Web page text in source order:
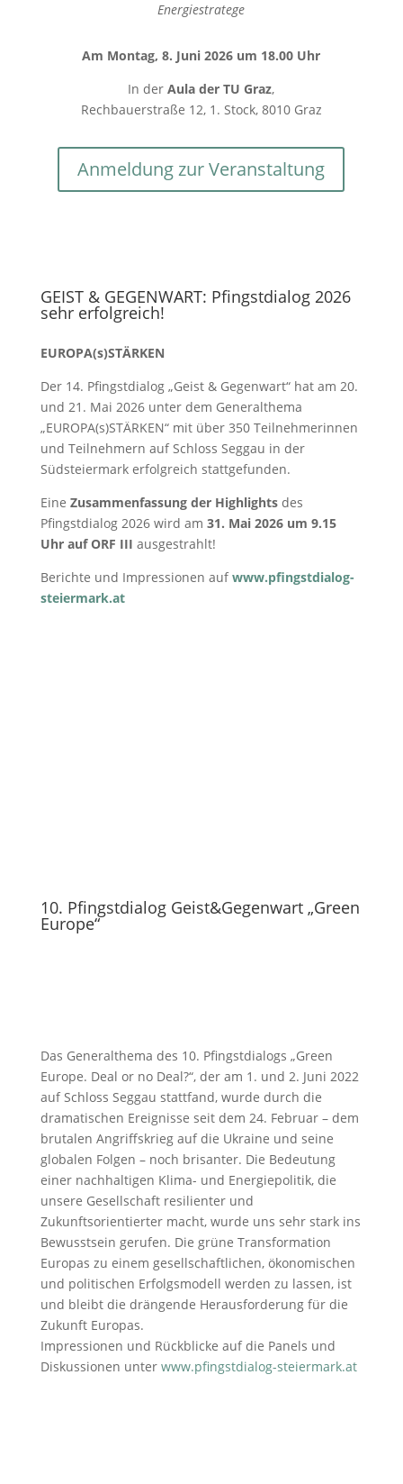
Energiestratege
Am Montag, 8. Juni 2026 um 18.00 Uhr
In derAula der TU Graz,
Rechbauerstraße 12, 1. Stock, 8010 Graz
Anmeldung zur Veranstaltung
GEIST & GE­GEN­WART: Pfingstdialog 2026
sehr erfolgreich!
EUROPA(s)STÄRKEN
Der 14. Pfingstdialog „Geist & Gegenwart“ hat am 20.
und 21. Mai 2026 unter dem Generalthema
„EUROPA(s)STÄRKEN“ mit über 350 Teilnehmerinnen
und Teilnehmern auf Schloss Seggau in der
Südsteiermark erfolgreich stattgefunden.
Eine Zusammenfassung der Highlightsdes
Pfingstdialog 2026 wird am 31. Mai 2026 um 9.15
Uhr auf ORF III ausgestrahlt!
Berichte und Impressionen auf www.pfingstdialog-
steiermark.at
10. Pfingstdialog Geist&Gegenwart „Green
Europe“
Das Generalthema des 10. Pfingstdialogs „Green
Europe. Deal or no Deal?“, der am 1. und 2. Juni 2022
auf Schloss Seggau stattfand, wurde durch die
dramatischen Ereignisse seit dem 24. Februar – dem
brutalen Angriffskrieg auf die Ukraine und seine
globalen Folgen – noch brisanter. Die Bedeutung
einer nachhaltigen Klima- und Energiepolitik, die
unsere Gesellschaft resilienter und
Zukunftsorientierter macht, wurde uns sehr stark ins
Bewusstsein gerufen. Die grüne Transformation
Europas zu einem gesellschaftlichen, ökonomischen
und politischen Erfolgsmodell werden zu lassen, ist
und bleibt die drängende Herausforderung für die
Zukunft Europas.
Impressionen und Rückblicke auf die Panels und
Diskussionen unter www.pfingstdialog-steiermark.at